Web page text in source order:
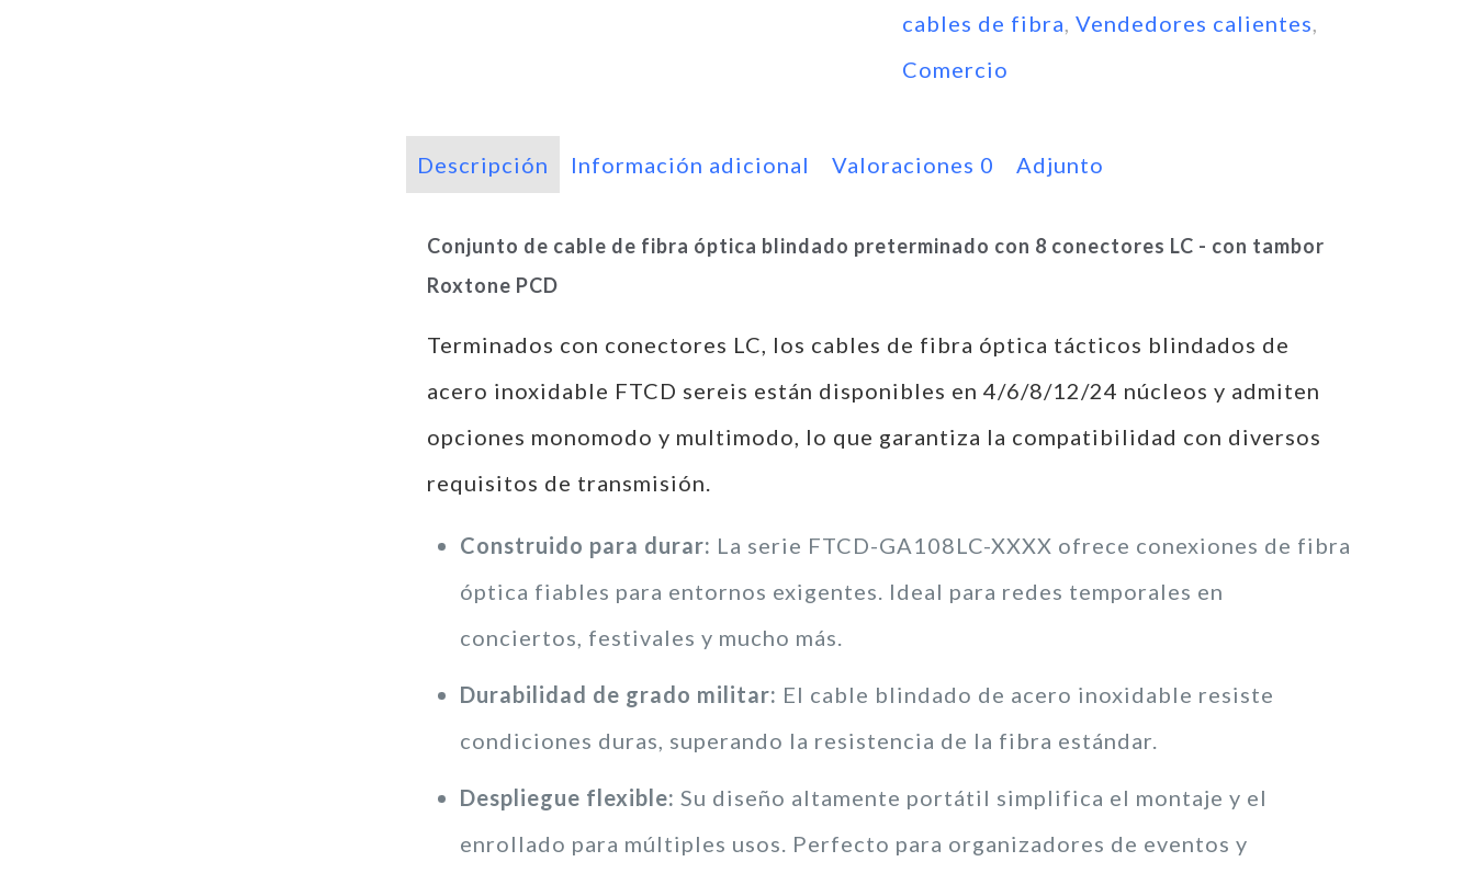
cables de fibra, Vendedores calientes,
Comercio
Descripción Información adicional Valoraciones 0 Adjunto
Conjunto de cable de fibra óptica blindado preterminado con 8 conectores LC - con tambor
Roxtone PCD
Terminados con conectores LC, los cables de fibra óptica tácticos blindados de
acero inoxidable FTCD sereis están disponibles en 4/6/8/12/24 núcleos y admiten
opciones monomodo y multimodo, lo que garantiza la compatibilidad con diversos
requisitos de transmisión.
Construido para durar: La serie FTCD-GA108LC-XXXX ofrece conexiones de fibra
óptica fiables para entornos exigentes. Ideal para redes temporales en
conciertos, festivales y mucho más.
Durabilidad de grado militar: El cable blindado de acero inoxidable resiste
condiciones duras, superando la resistencia de la fibra estándar.
Despliegue flexible: Su diseño altamente portátil simplifica el montaje y el
enrollado para múltiples usos. Perfecto para organizadores de eventos y